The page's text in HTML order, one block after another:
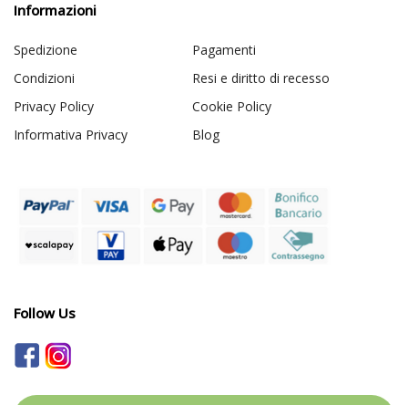
Informazioni
Spedizione
Pagamenti
Condizioni
Resi e diritto di recesso
Privacy Policy
Cookie Policy
Informativa Privacy
Blog
Follow Us